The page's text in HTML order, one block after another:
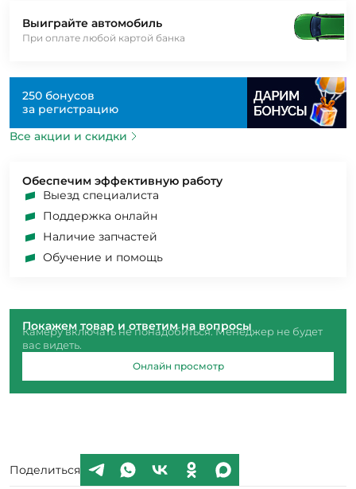
Выиграйте автомобиль
При оплате любой картой банка
250 бонусов
за регистрацию
Все акции и скидки
Обеспечим эффективную работу
Выезд специалиста
Поддержка онлайн
Наличие запчастей
Обучение и помощь
Покажем товар и ответим на вопросы
Камеру включать не понадобиться. Менеджер не будет
вас видеть.
Онлайн просмотр
Поделиться